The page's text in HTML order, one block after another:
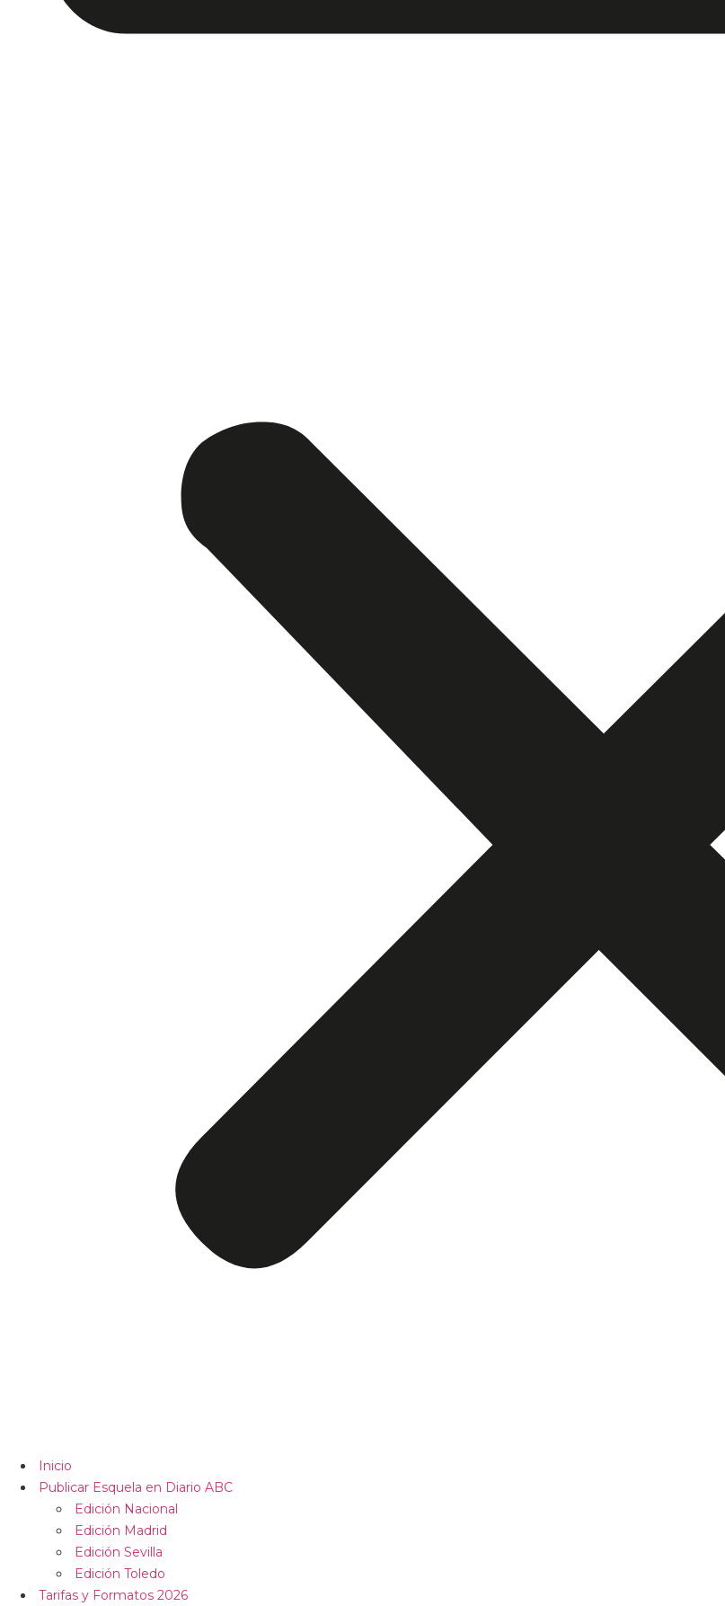
Inicio
Publicar Esquela en Diario ABC
Edición Nacional
Edición Madrid
Edición Sevilla
Edición Toledo
Tarifas y Formatos 2026